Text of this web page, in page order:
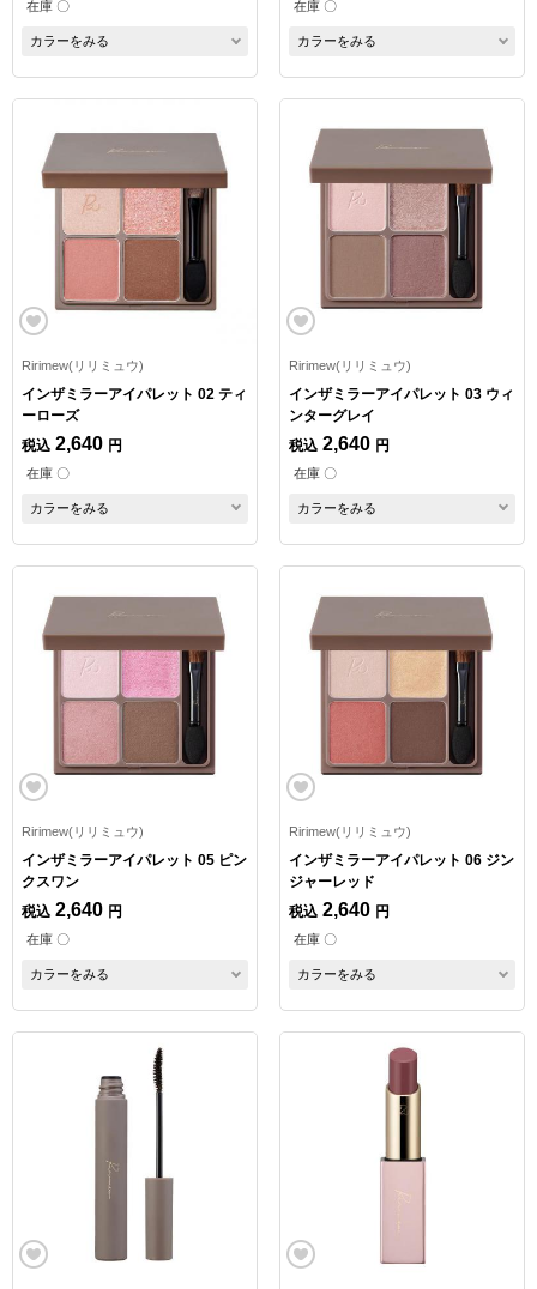
在庫 〇
カラーをみる
在庫 〇
カラーをみる
Ririmew(リリミュウ)
インザミラーアイパレット 02 ティ
ーローズ
税込 2,640 円
在庫 〇
カラーをみる
Ririmew(リリミュウ)
インザミラーアイパレット 03 ウィ
ンターグレイ
税込 2,640 円
在庫 〇
カラーをみる
Ririmew(リリミュウ)
インザミラーアイパレット 05 ピン
クスワン
税込 2,640 円
在庫 〇
カラーをみる
Ririmew(リリミュウ)
インザミラーアイパレット 06 ジン
ジャーレッド
税込 2,640 円
在庫 〇
カラーをみる